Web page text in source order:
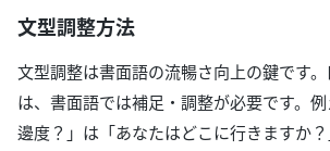
文型調整方法
文型調整は書面語の流暢さ向上の鍵です
は、書面語では補足・調整が必要です。
邊度？」は「あなたはどこに行きますか